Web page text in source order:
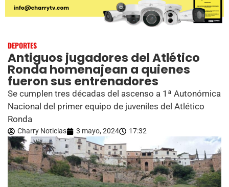
DEPORTES
Antiguos jugadores del Atlético
Ronda homenajean a quienes
fueron sus entrenadores
Se cumplen tres décadas del ascenso a 1ª Autonómica
Nacional del primer equipo de juveniles del Atlético
Ronda
Charry Noticias 3 mayo, 2024 17:32